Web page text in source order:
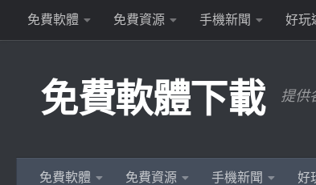
Skip to content
免費軟體 免費資源 手機新聞 好玩
免費軟體下載 提供
免費軟體 免費資源 手機新聞 好